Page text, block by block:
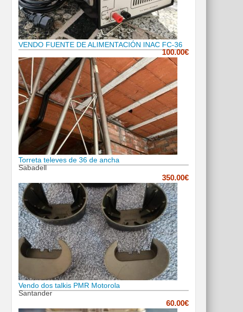
VENDO FUENTE DE ALIMENTACIÓN INAC FC-36
100.00€
Torreta televes de 36 de ancha
Sabadell
350.00€
Vendo dos talkis PMR Motorola
Santander
60.00€